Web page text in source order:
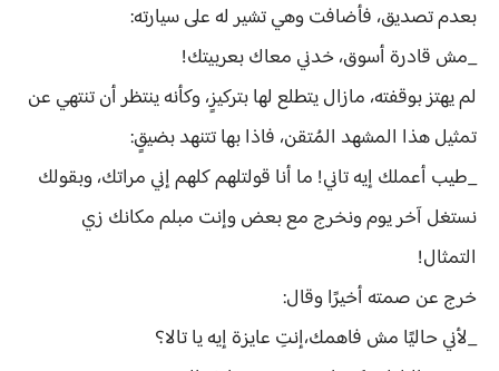
بعدم تصديق، فأضافت وهي تشير له على سيارته:
_مش قادرة أسوق، خدني معاك بعربيتك!
لم يهتز بوقفته، مازال يتطلع لها بتركيزٍ، وكأنه ينتظر أن تنتهي عن
تمثيل هذا المشهد المُتقن، فاذا بها تتنهد بضيقٍ:
_طيب أعملك إيه تاني! ما أنا قولتلهم كلهم إني مراتك، وبقولك
نستغل آخر يوم ونخرج مع بعض وإنت مبلم مكانك زي
التمثال!
خرج عن صمته أخيرًا وقال:
_لأني حاليًا مش فاهمك،إنتِ عايزة إيه يا تالا؟